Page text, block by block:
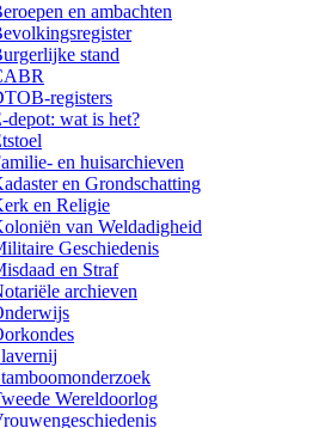
en ambachten
stand
registers
depot: wat is het?
en huisarchieven
en Grondschatting
en Religie
van Weldadigheid
Geschiedenis
en Straf
archieven
Wereldoorlog